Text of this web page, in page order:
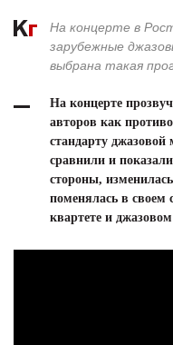
На концерте в
зарубежные
выбрана такая
На концерте
авторов как
стандарту
сравнили и
стороны,
поменялась в своем
квартете и джазовом